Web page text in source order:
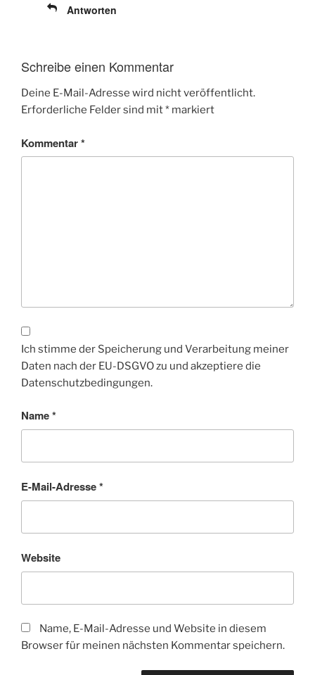
Antworten
Schreibe einen Kommentar
Deine E-Mail-Adresse wird nicht veröffentlicht.
Erforderliche Felder sind mit* markiert
Kommentar*
Ich stimme der Speicherung und Verarbeitung meiner
Daten nach der EU-DSGVO zu und akzeptiere die
Datenschutzbedingungen.
Name*
E-Mail-Adresse*
Website
Name, E-Mail-Adresse und Website in diesem
Browser für meinen nächsten Kommentar speichern.